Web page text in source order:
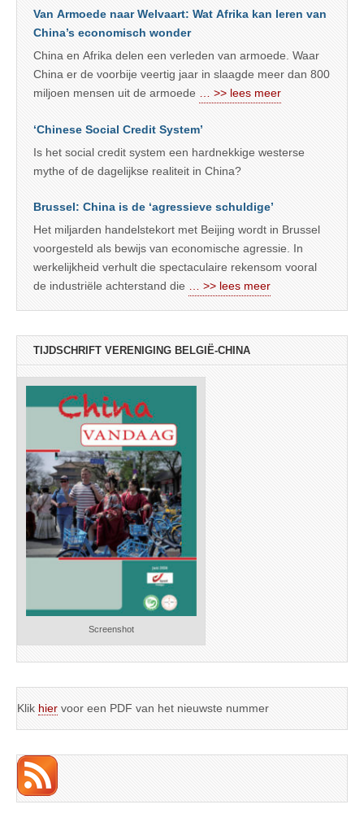
Van Armoede naar Welvaart: Wat Afrika kan leren van
China’s economisch wonder
China en Afrika delen een verleden van armoede. Waar
China er de voorbije veertig jaar in slaagde meer dan 800
miljoen mensen uit de armoede … >> lees meer
‘Chinese Social Credit System’
Is het social credit system een hardnekkige westerse
mythe of de dagelijkse realiteit in China?
Brussel: China is de ‘agressieve schuldige’
Het miljarden handelstekort met Beijing wordt in Brussel
voorgesteld als bewijs van economische agressie. In
werkelijkheid verhult die spectaculaire rekensom vooral
de industriële achterstand die … >> lees meer
TIJDSCHRIFT VERENIGING BELGIË-CHINA
Screenshot
Klik hier voor een PDF van het nieuwste nummer